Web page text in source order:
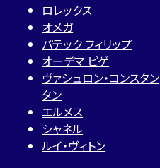
ロレックス
オメガ
パテック フィリップ
オーデマ ピゲ
ヴァシュロン・コンスタン
タン
エルメス
シャネル
ルイ・ヴィトン